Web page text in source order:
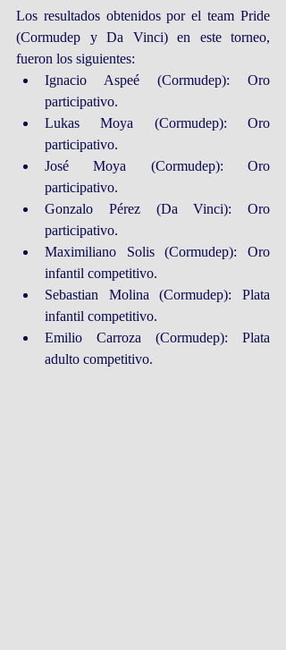
Los resultados obtenidos por el team Pride
(Cormudep y Da Vinci) en este torneo,
fueron los siguientes:
Ignacio Aspeé (Cormudep): Oro
participativo.
Lukas Moya (Cormudep): Oro
participativo.
José Moya (Cormudep): Oro
participativo.
Gonzalo Pérez (Da Vinci): Oro
participativo.
Maximiliano Solis (Cormudep): Oro
infantil competitivo.
Sebastian Molina (Cormudep): Plata
infantil competitivo.
Emilio Carroza (Cormudep): Plata
adulto competitivo.